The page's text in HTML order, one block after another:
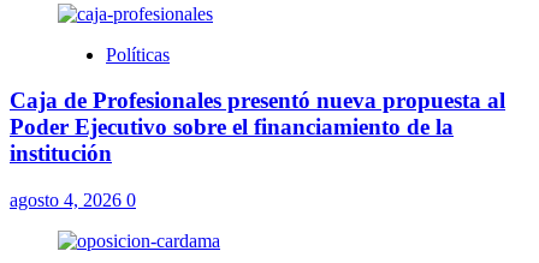
Políticas
Caja de Profesionales presentó nueva propuesta al
Poder Ejecutivo sobre el financiamiento de la
institución
agosto 4, 2026 0